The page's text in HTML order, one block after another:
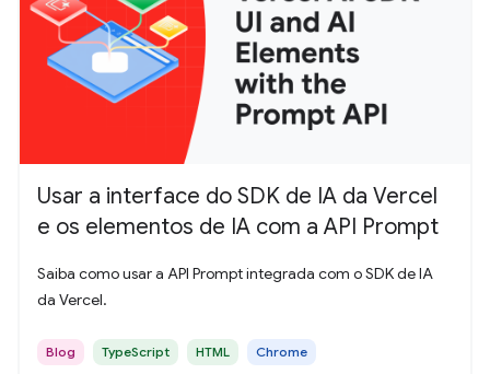
Usar a interface do SDK de IA da Vercel
e os elementos de IA com a API Prompt
Saiba como usar a API Prompt integrada com o SDK de IA
da Vercel.
Blog TypeScript HTML Chrome